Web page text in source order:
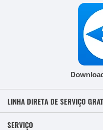
LINHA DIRETA DE SERVIÇO
SERVIÇO